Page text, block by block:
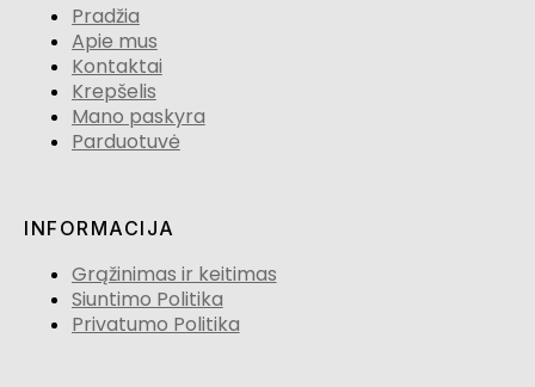
Pradžia
Apie mus
Kontaktai
Krepšelis
Mano paskyra
Parduotuvė
INFORMACIJA
Grąžinimas ir keitimas
Siuntimo Politika
Privatumo Politika